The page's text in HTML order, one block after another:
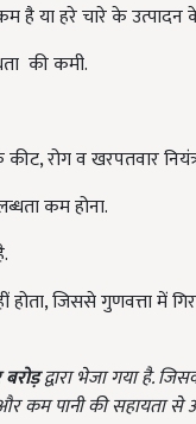
है या हरे चारे के उत्पादन
की कमी.
रोग व खरपतवार
कम होना.
जिससे गुणवत्ता में
द्वारा भेजा गया है.
और कम पानी की